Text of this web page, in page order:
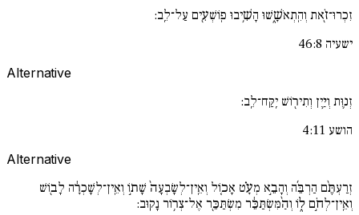
זִכְרוּ־זֹ֖את וְהִֽתְאֹשָׁ֑שׁוּ הָשִׁ֥יבוּ פֽוֹשְׁעִ֖ים עַל־לֵֽב:
ישעיה 46:8
Alternative
זְנ֛וּת וְיַ֥יִן וְתִיר֖וֹשׁ יִֽקַּח־לֵֽב:
הושע 4:11
Alternative
זְרַעְתֶּ֨ם הַרְבֵּ֜ה וְהָבֵ֣א מְעָ֗ט אָכ֚וֹל וְאֵֽין־לְשָׂבְעָה֙ שָׁת֣וֹ וְאֵֽין־לְשָׁכְרָ֔ה לָב֖וֹשׁ
וְאֵֽין־לְחֹ֣ם ל֑וֹ וְהַ֨מִּשְׂתַּכֵּ֔ר מִשְׂתַּכֵּ֖ר אֶל־צְר֥וֹר נָקֽוּב: